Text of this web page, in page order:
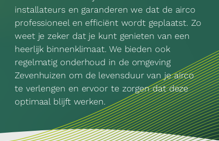
installateurs en garanderen we dat de airco
professioneel en efficiënt wordt geplaatst. Zo
weet je zeker dat je kunt genieten van een
heerlijk binnenklimaat. We bieden ook
regelmatig onderhoud in de omgeving
Zevenhuizen om de levensduur van je airco
te verlengen en ervoor te zorgen dat deze
optimaal blijft werken.